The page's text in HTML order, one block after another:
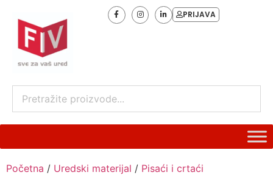
PRIJAVA
Početna / Uredski materijal / Pisaći i crtaći